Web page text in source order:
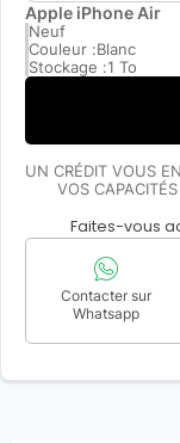
Apple iPhone Air
Neuf
Couleur :Blanc
Stockage :1 To
UN CRÉDIT VOUS
VOS
Faites-vous
Contacter sur
Whatsapp